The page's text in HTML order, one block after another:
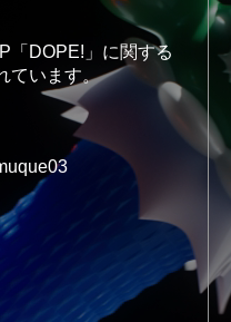
MEDIA
「DOPE!」に関する
ています。